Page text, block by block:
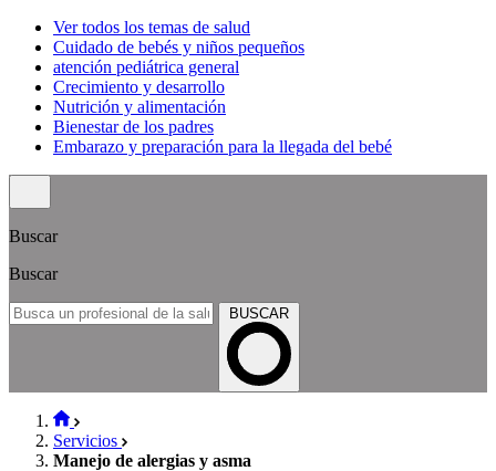
Ver todos los temas de salud
Cuidado de bebés y niños pequeños
atención pediátrica general
Crecimiento y desarrollo
Nutrición y alimentación
Bienestar de los padres
Embarazo y preparación para la llegada del bebé
Buscar
Buscar
BUSCAR
Servicios
Manejo de alergias y asma